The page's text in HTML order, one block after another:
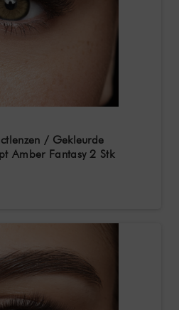
/ Gekleurde
Amber Fantasy 2 Stk